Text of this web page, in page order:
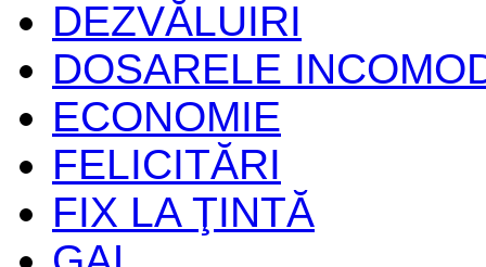
DEZVĂLUIRI
DOSARELE
ECONOMIE
FELICITĂRI
FIX LA ŢINTĂ